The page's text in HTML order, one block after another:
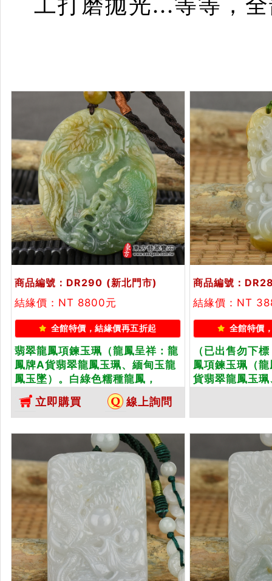
商品編號：DR290 (新北門市)
結緣價：NT 8800元
全館特價，結緣價再五折起
翡翠龍鳳項鍊玉珮（龍鳳呈祥：龍
鳳牌A貨翡翠龍鳳玉珮、緬甸玉龍
鳳玉墜）。白綠色糯種龍鳳，
DR290。客製化訂做各種翡翠龍鳳
吊墜玉珮項鍊。★附A貨翡翠雙證
書
立即購買 線上詢問
商品編號：
結緣價：NT
全館特價
（已出售勿下
鳳項鍊玉珮（
貨翡翠龍鳳玉
項鍊。★附A貨